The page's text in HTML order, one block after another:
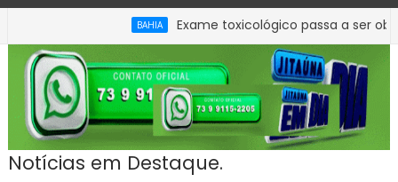
Exame toxicológico passa a ser obrigatório
Notícias em Destaque.